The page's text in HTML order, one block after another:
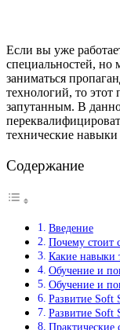
Если вы уже работаете в области технических
специальностей, но
заниматься
технологий, то
запутанным. В
технические
Содержание
Введение
Почему стоит
Какие навыки
Обучение и
Обучение и
Развитие Soft
Развитие Soft
Практические